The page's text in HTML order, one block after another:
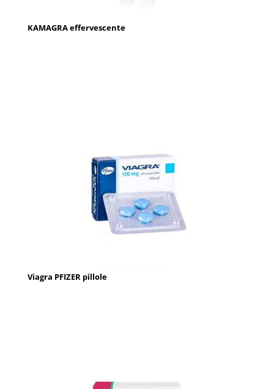
KAMAGRA effervescente
Viagra PFIZER pillole